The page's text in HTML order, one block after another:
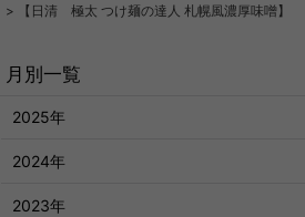
>
【日清 極太 つけ麺の達人 札幌風濃厚味噌】
月別一覧
2025年
2024年
2023年